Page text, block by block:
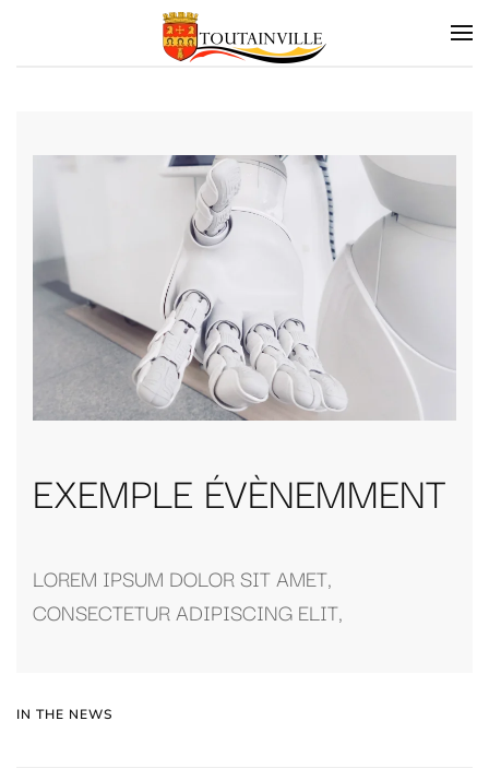
Skip to main content
EXEMPLE ÉVÈNEMMENT
LOREM IPSUM DOLOR SIT AMET,
CONSECTETUR ADIPISCING ELIT,
IN THE NEWS